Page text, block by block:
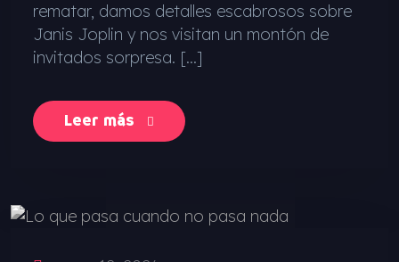
rematar, damos detalles escabrosos sobre
Janis Joplin y nos visitan un montón de
invitados sorpresa. […]
Leer más